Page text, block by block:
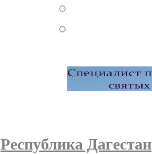
Республика Дагестан